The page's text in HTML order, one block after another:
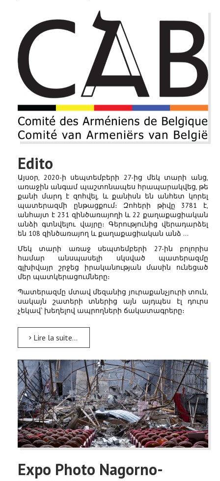
Edito
Այսօր, 2020-ի սեպտեմբերի 27-ից մեկ տարի անց,
առաջին անգամ պաշտոնապես հրապարակվեց, թե
քանի մարդ է զոհվել, և քանիսն են անհետ կորել
պատերազմի ընթացքում։ Զոհերի թիվը 3781 է,
անհայտ է 231 զինծառայողի և 22 քաղաքացիական
անձի գտնվելու վայրը։ Գերությունից վերադարձել
են 108 զինծառայող և քաղաքացիական անձ ...
Մեկ տարի առաջ սեպտեմբերի 27-ին բոլորիս
համար անսպասելի սկսված պատերազմը
գլխիվայր շրջեց իրականության մասին ունեցած
մեր պատկերացումները։
Պատերազմը մտավ մեզանից յուրաքանչյուրի տուն,
սակայն շատերի տներից այն այդպես էլ դուրս
չեկավ՝ խեղելով ապրողների ճակատագրերը։
Lire la suite...
Expo Photo Nagorno-